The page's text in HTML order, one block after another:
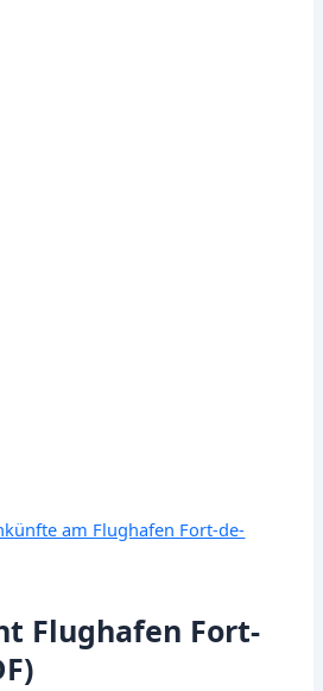
am Flughafen Fort-de-
Flughafen Fort-